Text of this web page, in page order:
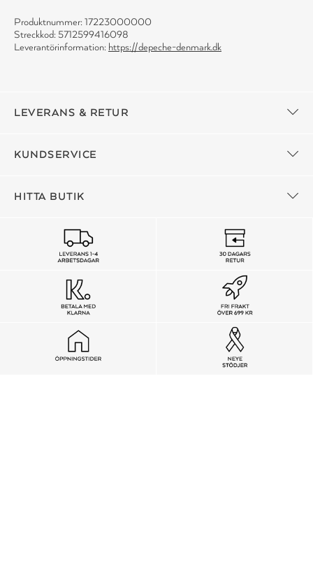
Produktnummer: 17223000000
Streckkod: 5712599416098
Leverantörinformation: https://depeche-denmark.dk
LEVERANS & RETUR
KUNDSERVICE
HITTA BUTIK